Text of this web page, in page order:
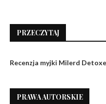
PRZECZYTAJ
Recenzja myjki Milerd
PRAWA AUTORSKIE